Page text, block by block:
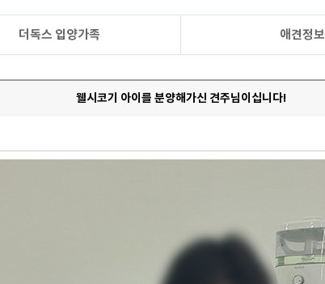
더독스 입양가족 애견정보
웰시코기 아이를 분양해가신 견주님이십니다!